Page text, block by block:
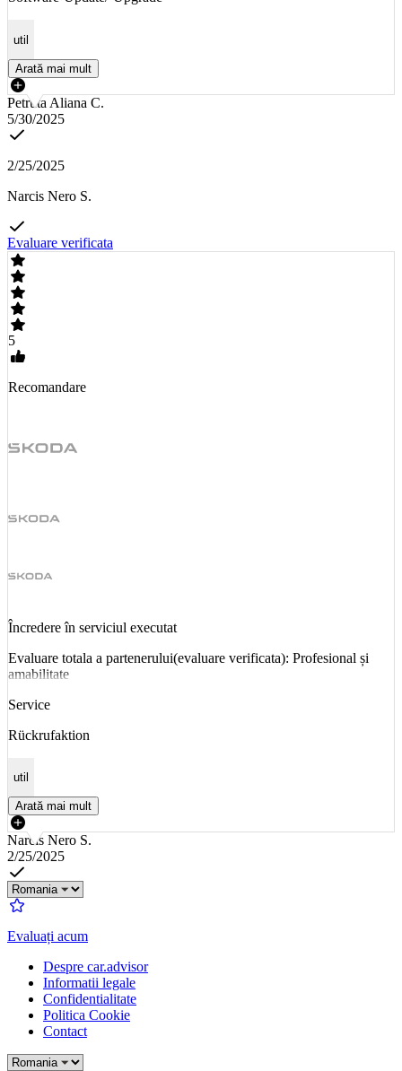
util
Arată mai mult
Petruta Aliana C.
5/30/2025
2/25/2025
Narcis Nero S.
Evaluare verificata
5
Recomandare
Încredere în serviciul executat
Evaluare totala a partenerului(evaluare verificata): Profesional și
amabilitate
Service
Rückrufaktion
util
Arată mai mult
Narcis Nero S.
2/25/2025
Evaluați acum
Despre car.advisor
Informatii legale
Confidentialitate
Politica Cookie
Contact